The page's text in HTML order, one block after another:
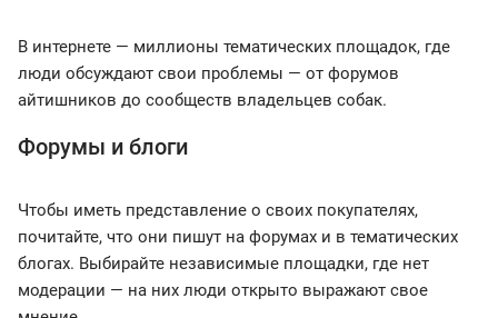
В интернете — миллионы тематических площадок, где
люди обсуждают свои проблемы — от форумов
айтишников до сообществ владельцев собак.
Форумы и блоги
Чтобы иметь представление о своих покупателях,
почитайте, что они пишут на форумах и в тематических
блогах. Выбирайте независимые площадки, где нет
модерации — на них люди открыто выражают свое